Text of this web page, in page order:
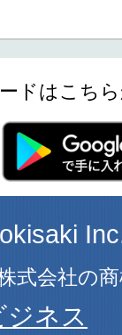
ドはこち
式会社の
ネス